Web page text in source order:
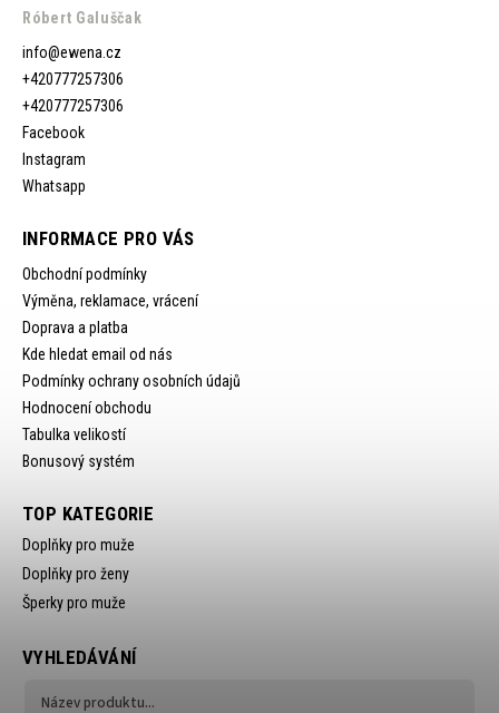
Róbert Galuščak
info@ewena.cz
+420777257306
+420777257306
Facebook
Instagram
Whatsapp
INFORMACE PRO VÁS
Obchodní podmínky
Výměna, reklamace, vrácení
Doprava a platba
Kde hledat email od nás
Podmínky ochrany osobních údajů
Hodnocení obchodu
Tabulka velikostí
Bonusový systém
TOP KATEGORIE
Doplňky pro muže
Doplňky pro ženy
Šperky pro muže
VYHLEDÁVÁNÍ